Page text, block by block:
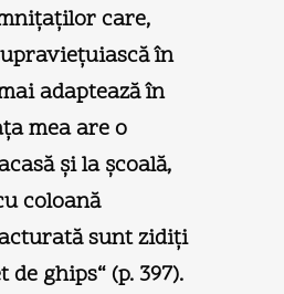
care,
în
adaptează în
mea are o
şi la şcoală,
coloană
sunt zidiţi
ghips“ (p. 397).